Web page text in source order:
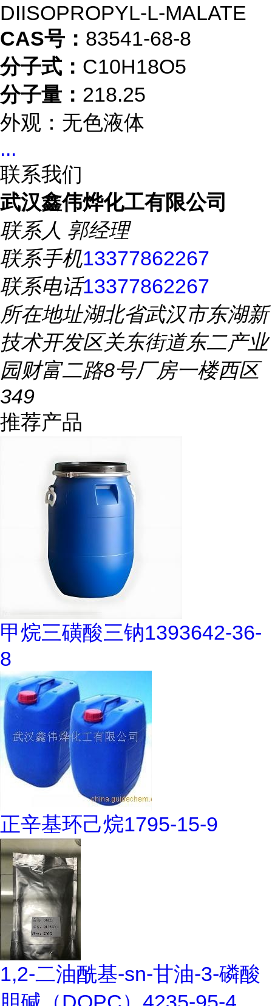
DIISOPROPYL-L-MALATE
CAS号： 83541-68-8
分子式： C10H18O5
分子量： 218.25
外观：无色液体
...
联系我们
武汉鑫伟烨化工有限公司
联系人 郭经理
联系手机13377862267
联系电话13377862267
所在地址湖北省武汉市东湖新
技术开发区关东街道东二产业
园财富二路8号厂房一楼西区
349
推荐产品
甲烷三磺酸三钠1393642-36-
8
正辛基环己烷1795-15-9
1,2-二油酰基-sn-甘油-3-磷酸